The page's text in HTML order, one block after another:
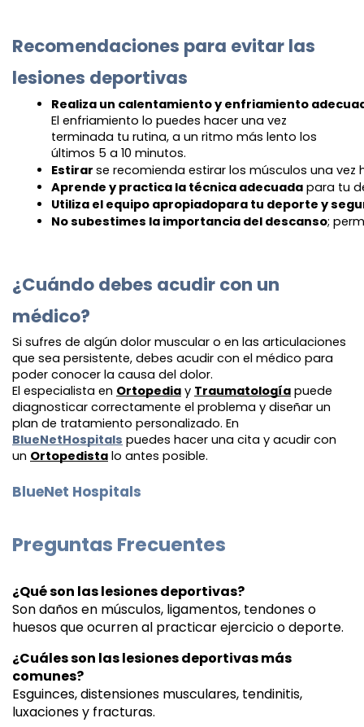
Recomendaciones para evitar las
lesiones deportivas
Realiza un calentamiento y enfriamiento
El enfriamiento lo puedes hacer una vez
terminada tu rutina, a un ritmo más lento los
últimos 5 a 10 minutos.
Estirar se recomienda estirar los músculos una vez
Aprende y practica la técnica adecuada para tu
Utiliza el equipo apropiadopara tu deporte y
No subestimes la importancia del descanso;
¿Cuándo debes acudir con un
médico?
Si sufres de algún dolor muscular o en las articulaciones
que sea persistente, debes acudir con el médico para
poder conocer la causa del dolor.
El especialista en Ortopedia y Traumatología puede
diagnosticar correctamente el problema y diseñar un
plan de tratamiento personalizado. En
BlueNetHospitals puedes hacer una cita y acudir con
un Ortopedista lo antes posible.
BlueNet Hospitals
Preguntas Frecuentes
¿Qué son las lesiones deportivas?
Son daños en músculos, ligamentos, tendones o
huesos que ocurren al practicar ejercicio o deporte.
¿Cuáles son las lesiones deportivas más
comunes?
Esguinces, distensiones musculares, tendinitis,
luxaciones y fracturas.